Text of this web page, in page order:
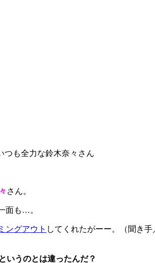
つも全力な鈴木奈々さん
さん。
面も…。
ングアウト してくれたがーー。（聞き
いうのとは違ったんだ？